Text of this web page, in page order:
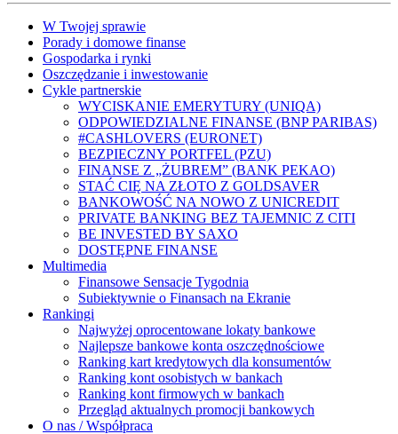
W Twojej sprawie
Porady i domowe finanse
Gospodarka i rynki
Oszczędzanie i inwestowanie
Cykle partnerskie
WYCISKANIE EMERYTURY (UNIQA)
ODPOWIEDZIALNE FINANSE (BNP PARIBAS)
#CASHLOVERS (EURONET)
BEZPIECZNY PORTFEL (PZU)
FINANSE Z „ŻUBREM” (BANK PEKAO)
STAĆ CIĘ NA ZŁOTO Z GOLDSAVER
BANKOWOŚĆ NA NOWO Z UNICREDIT
PRIVATE BANKING BEZ TAJEMNIC Z CITI
BE INVESTED BY SAXO
DOSTĘPNE FINANSE
Multimedia
Finansowe Sensacje Tygodnia
Subiektywnie o Finansach na Ekranie
Rankingi
Najwyżej oprocentowane lokaty bankowe
Najlepsze bankowe konta oszczędnościowe
Ranking kart kredytowych dla konsumentów
Ranking kont osobistych w bankach
Ranking kont firmowych w bankach
Przegląd aktualnych promocji bankowych
O nas / Współpraca